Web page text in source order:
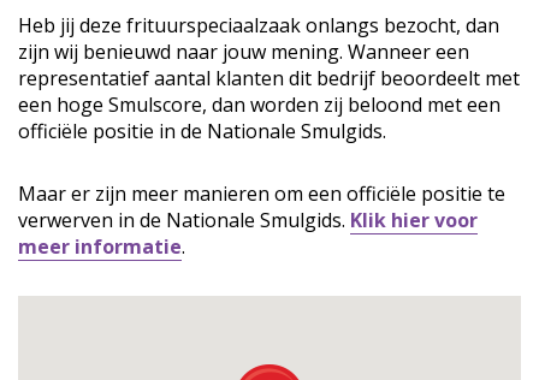
Heb jij deze frituurspeciaalzaak onlangs bezocht, dan
zijn wij benieuwd naar jouw mening. Wanneer een
representatief aantal klanten dit bedrijf beoordeelt met
een hoge Smulscore, dan worden zij beloond met een
officiële positie in de Nationale Smulgids.
Maar er zijn meer manieren om een officiële positie te
verwerven in de Nationale Smulgids. Klik hier voor
meer informatie.